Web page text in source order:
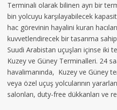
Terminali olarak bilinen ayrı bir
bin yolcuyu karşılayabilecek
hac görevinin hayalini kuran
kuvvetlendirecek bir tasarıma
Suudi Arabistan uçuşları içinse iki
Kuzey ve Güney Terminalleri. 24
havalimanında, Kuzey ve Güney
veya özel uçuş yolcularının
salonları, duty-free dükkanları ve